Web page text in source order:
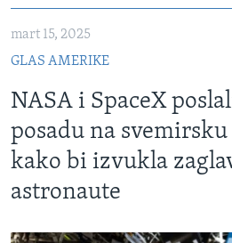
mart 15, 2025
GLAS AMERIKE
NASA i SpaceX
posadu na
kako bi izvukla
astronaute